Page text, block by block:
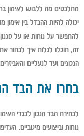
מתלבטים מה ללבוש לאימון
יכולה להיות ההבדל בין
להתפשר על נוחות או על
זה, תוכלו לגלות איך לבחור
הנכונים ועד לנעליים
בחרו את הבד
לבחירת הבד הנכון לבגדי
נוחות וביצועים מיטביים.